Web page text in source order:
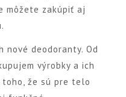
môžete zakúpiť aj
nové deodoranty. Od
výrobky a ich
toho, že sú pre telo